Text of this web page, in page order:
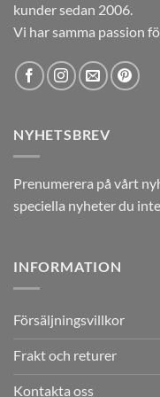
kunder sedan 2006.
Vi har samma passion
NYHETSBREV
Prenumerera på vårt
speciella nyheter du
INFORMATION
Försäljningsvillkor
Frakt och returer
Kontakta oss